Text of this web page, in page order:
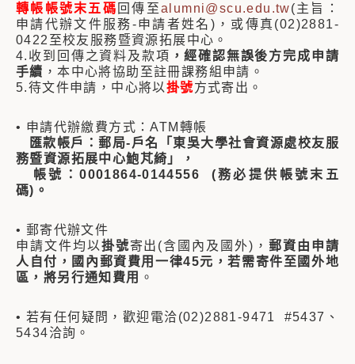
轉帳帳號末五碼 回傳至alumni@scu.edu.tw(主旨：
申請代辦文件服務-申請者姓名)，或傳真(02)2881-
0422至校友服務暨資源拓展中心。
4.收到回傳之資料及款項 ，經確認無誤後方完成申請
手續 ，本中心將協助至註冊課務組申請。
5.待文件申請，中心將以掛號方式寄出。
• 申請代辦繳費方式：ATM轉帳
匯款帳戶：郵局-戶名「東吳大學社會資源處校友服
務暨資源拓展中心鮑芃綺」，
帳號：0001864-0144556 (務必提供帳號末五
碼)。
• 郵寄代辦文件
申請文件均以掛號寄出(含國內及國外)， 郵資由申請
人自付，國內郵資費用一律45元，若需寄件至國外地
區，將另行通知費用 。
• 若有任何疑問，歡迎電洽(02)2881-9471 #5437、
5434洽詢。